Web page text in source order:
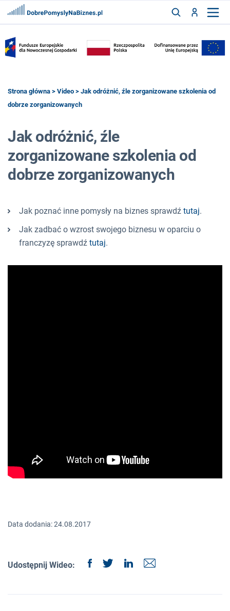
ZAREJESTRUJ
FRANCZYZY
Strona główna > Video > Jak odróżnić, źle zorganizowane szkolenia od
dobrze zorganizowanych
Jak odróżnić, źle
zorganizowane szkolenia od
dobrze zorganizowanych
Jak poznać inne pomysły na biznes sprawdź tutaj.
Jak zadbać o wzrost swojego biznesu w oparciu o
franczyzę sprawdź tutaj.
Data dodania: 24.08.2017
Udostępnij Wideo: